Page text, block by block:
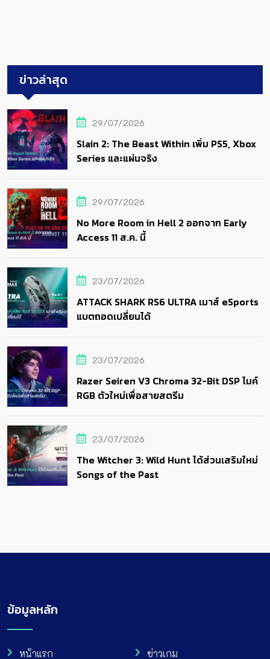
ข่าวล่าสุด
29/07/2026
Slain 2: The Beast Within เพิ่ม PS5, Xbox
Series และแผ่นจริง
29/07/2026
No More Room in Hell 2 ออกจาก Early
Access 11 ส.ค. นี้
23/07/2026
ATTACK SHARK RS6 ULTRA เมาส์ eSports
แบตถอดเปลี่ยนได้
23/07/2026
Razer Seiren V3 Chroma 32-Bit DSP ไมค์
RGB ตัวใหม่เพื่อสายสตรีม
23/07/2026
The Witcher 3: Wild Hunt ได้ส่วนเสริมใหม่
Songs of the Past
ข้อมูลหลัก
หน้าแรก ข่าวเกม